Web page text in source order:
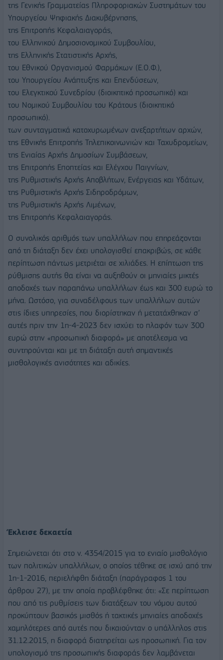
της Γενικής Γραμματείας Πληροφοριακών Συστημάτων του
Υπουργείου Ψηφιακής Διακυβέρνησης,
της Επιτροπής Κεφαλαιαγοράς,
του Ελληνικού Δημοσιονομικού Συμβουλίου,
της Ελληνικής Στατιστικής Αρχής,
του Εθνικού Οργανισμού Φαρμάκων (Ε.Ο.Φ.),
του Υπουργείου Ανάπτυξης και Επενδύσεων,
του Ελεγκτικού Συνεδρίου (διοικητικό προσωπικό) και
του Νομικού Συμβουλίου του Κράτους (διοικητικό
προσωπικό).
των συνταγματικά κατοχυρωμένων ανεξαρτήτων αρχών,
της Εθνικής Επιτροπής Τηλεπικοινωνιών και Ταχυδρομείων,
της Ενιαίας Αρχής Δημοσίων Συμβάσεων,
της Επιτροπής Εποπτείας και Ελέγχου Παιγνίων,
της Ρυθμιστικής Αρχής Αποβλήτων, Ενέργειας και Υδάτων,
της Ρυθμιστικής Αρχής Σιδηροδρόμων,
της Ρυθμιστικής Αρχής Λιμένων,
της Επιτροπής Κεφαλαιαγοράς.
Ο συνολικός αριθμός των υπαλλήλων που επηρεάζονται
από τη διάταξη δεν έχει υπολογισθεί επακριβώς, σε κάθε
περίπτωση πάντως μετριέται σε χιλιάδες. Η επίπτωση της
ρύθμισης αυτής θα είναι να αυξηθούν οι μηνιαίες μικτές
αποδοχές των παραπάνω υπαλλήλων έως και 300 ευρώ το
μήνα. Ωστόσο, για συναδέλφους των υπαλλήλων αυτών
στις ίδιες υπηρεσίες, που διορίστηκαν ή μετατάχθηκαν σ’
αυτές πριν την 1η-4-2023 δεν ισχύει το πλαφόν των 300
ευρώ στην «προσωπική διαφορά» με αποτέλεσμα να
συντηρούνται και με τη διάταξη αυτή σημαντικές
μισθολογικές ανισότητες και αδικίες.
Έκλεισε δεκαετία
Σημειώνεται ότι στο ν. 4354/2015 για το ενιαίο μισθολόγιο
των πολιτικών υπαλλήλων, ο οποίος τέθηκε σε ισχύ από την
1η-1-2016, περιελήφθη διάταξη (παράγραφος 1 του
άρθρου 27), με την οποία προβλέφθηκε ότι: «Σε περίπτωση
που από τις ρυθμίσεις των διατάξεων του νόμου αυτού
προκύπτουν βασικός μισθός ή τακτικές μηνιαίες αποδοχές
χαμηλότερες από αυτές που δικαιούνταν ο υπάλληλος στις
31.12.2015, η διαφορά διατηρείται ως προσωπική. Για τον
υπολογισμό της προσωπικής διαφοράς δεν λαμβάνεται